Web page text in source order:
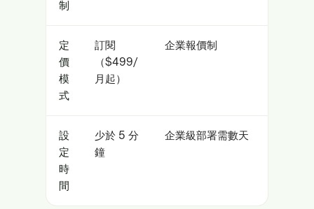
制
定
價
模
式
訂閱
（$499/
月起）
企業報價制
設
定
時
間
少於 5 分
鐘
企業級部署需數天